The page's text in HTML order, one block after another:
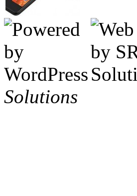
Solutions